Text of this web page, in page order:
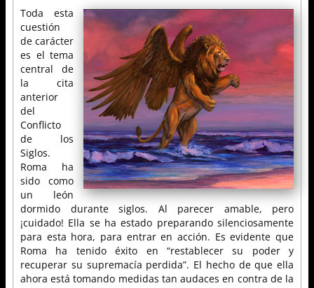
Toda esta
cuestión
de carácter
es el tema
central de
la cita
anterior
del
Conflicto
de los
Siglos.
Roma ha
sido como
un león
dormido durante siglos. Al parecer amable, pero
¡cuidado! Ella se ha estado preparando silenciosamente
para esta hora, para entrar en acción. Es evidente que
Roma ha tenido éxito en “restablecer su poder y
recuperar su supremacía perdida”. El hecho de que ella
ahora está tomando medidas tan audaces en contra de la